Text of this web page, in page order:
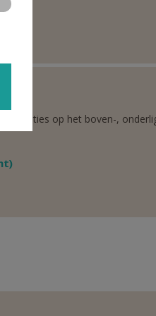
op het boven-,